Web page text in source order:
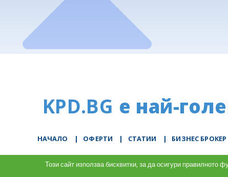
KPD.BG е най-
НАЧАЛО | ОФЕРТИ | СТАТИИ | БИЗНЕС БРОКЕР
Използваме
Този сайт използва бисквитки, за да осигури